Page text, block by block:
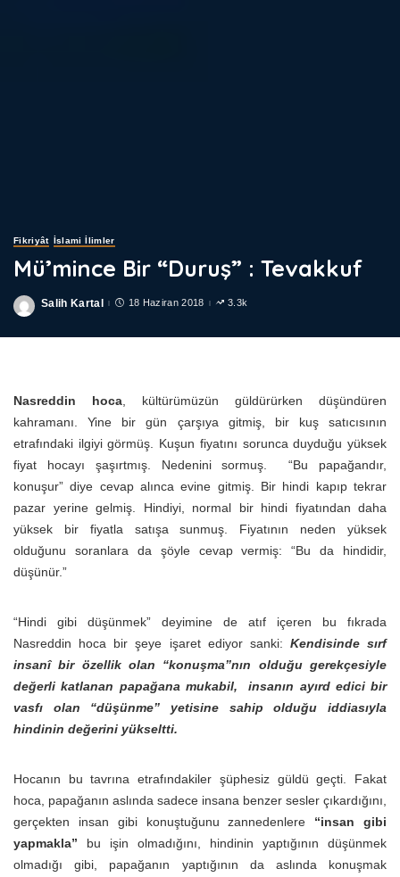
Fikriyât İslami İlimler
Mü’mince Bir “Duruş” : Tevakkuf
Posted
Salih Kartal 18 Haziran 2018 3.3k
Nasreddin hoca , kültürümüzün güldürürken düşündüren
kahramanı. Yine bir gün çarşıya gitmiş, bir kuş satıcısının
etrafındaki ilgiyi görmüş. Kuşun fiyatını sorunca duyduğu yüksek
fiyat hocayı şaşırtmış. Nedenini sormuş. “Bu papağandır,
konuşur” diye cevap alınca evine gitmiş. Bir hindi kapıp tekrar
pazar yerine gelmiş. Hindiyi, normal bir hindi fiyatından daha
yüksek bir fiyatla satışa sunmuş. Fiyatının neden yüksek
olduğunu soranlara da şöyle cevap vermiş: “Bu da hindidir,
düşünür.”
“Hindi gibi düşünmek” deyimine de atıf içeren bu fıkrada
Nasreddin hoca bir şeye işaret ediyor sanki: Kendisinde sırf
insanî bir özellik olan “konuşma”nın olduğu gerekçesiyle
değerli katlanan papağana mukabil, insanın ayırd edici bir
vasfı olan “düşünme” yetisine sahip olduğu iddiasıyla
hindinin değerini yükseltti.
Hocanın bu tavrına etrafındakiler şüphesiz güldü geçti. Fakat
hoca, papağanın aslında sadece insana benzer sesler çıkardığını,
gerçekten insan gibi konuştuğunu zannedenlere “insan gibi
yapmakla” bu işin olmadığını, hindinin yaptığının düşünmek
olmadığı gibi, papağanın yaptığının da aslında konuşmak